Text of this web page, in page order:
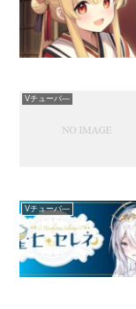
Vチューバ―
Vチューバ―